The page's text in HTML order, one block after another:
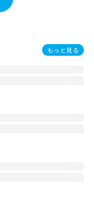
もっと見る